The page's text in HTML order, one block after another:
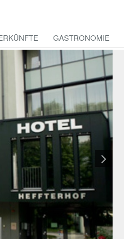
GASTRONOMIE